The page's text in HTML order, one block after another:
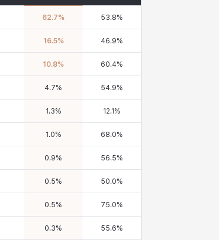
62.7% 53.8%
16.5% 46.9%
10.8% 60.4%
4.7% 54.9%
1.3% 12.1%
1.0% 68.0%
0.9% 56.5%
0.5% 50.0%
0.5% 75.0%
0.3% 55.6%